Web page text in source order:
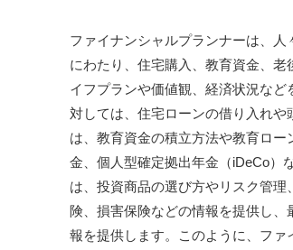
ファイナンシャルプランナーは、
にわたり、住宅購入、教育資金、
イフプランや価値観、経済状況な
対しては、住宅ローンの借り入れ
は、教育資金の積立方法や教育ロ
金、個人型確定拠出年金（iDeCo）
は、投資商品の選び方やリスク管
険、損害保険などの情報を提供し
報を提供します。このように、フ